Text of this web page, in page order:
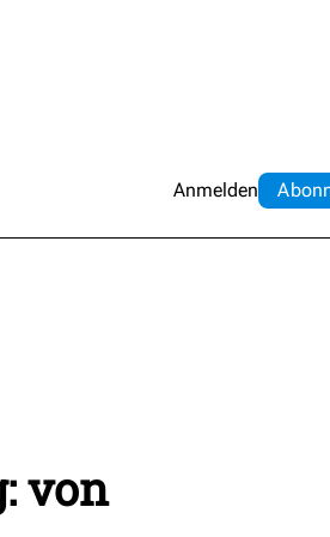
Anmelden Abo
von